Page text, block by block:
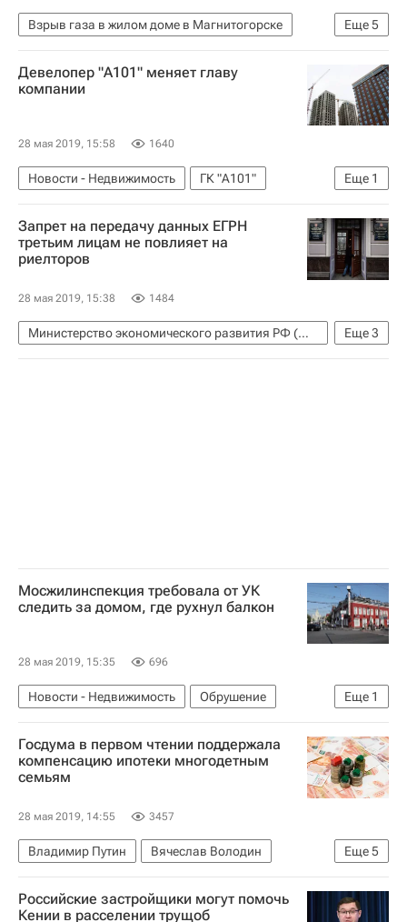
Еще5
Взрыв газа в жилом доме в Магнитогорске
Челябинская область
Магнитогорск
Жилье
Капремонт
Взрыв газа в жилом доме в Магнитогорске - 2019
Девелопер "А101" меняет главу
компании
28 мая 2019, 15:58 1640
Еще 1
Новости - Недвижимость
ГК "А101"
Сергей Качура
Запрет на передачу данных ЕГРН
третьим лицам не повлияет на
риелторов
28 мая 2019, 15:38 1484
Еще3
Министерство экономического развития РФ (Минэкономразвития России)
Федеральная служба государственной регистрации, кадастра и картографии (Росреестр)
Мосжилинспекция требовала от УК
следить за домом, где рухнул балкон
28 мая 2019, 15:35 696
Еще 1
Новости - Недвижимость
Обрушение
Мосжилинспекция
Госдума в первом чтении поддержала
компенсацию ипотеки многодетным
семьям
28 мая 2019, 14:55 3457
Еще5
Владимир Путин
Вячеслав Володин
Госдума РФ
Валентина Матвиенко
Жилье
Ипотека
Россия
Российские застройщики могут помочь
Кении в расселении трущоб